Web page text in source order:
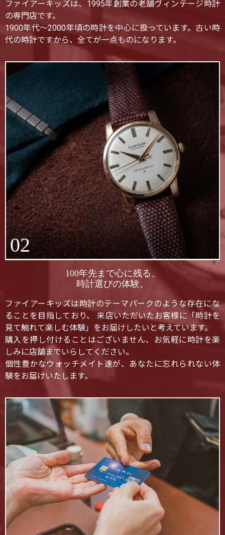
ファイアーキッズは、1995年創業の老舗ヴィンテージ時計
の専門店です。
1900年代〜2000年頃の時計を中心に扱っています。古い時
代の時計ですから、全てが一点ものになります。
02
100年先まで心に残る、
時計選びの体験。
ファイアーキッズは時計のテーマパークのような存在にな
ることを目指しており、 来店いただいたお客様に「時計を
見て触れて楽しむ体験」をお届けしたいと考えています。
購入を押し付けることはございません、お気軽に時計を楽
しみに店舗までいらしてください。
個性豊かなウォッチメイト達が、あなたに忘れられない体
験をお届けいたします。